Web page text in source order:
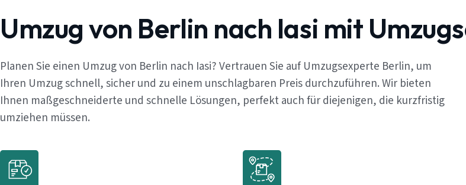
Umzug von Berlin nach Iasi mit
Planen Sie einen Umzug von Berlin nach Iasi? Vertrauen Sie auf Umzugsexperte Berlin, um
Ihren Umzug schnell, sicher und zu einem unschlagbaren Preis durchzuführen. Wir bieten
Ihnen maßgeschneiderte und schnelle Lösungen, perfekt auch für diejenigen, die kurzfristig
umziehen müssen.